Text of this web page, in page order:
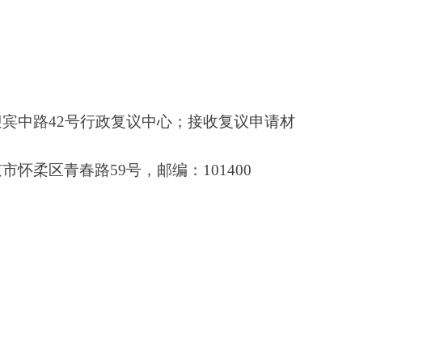
中路42号行政复议中心；接收复议申请材
怀柔区青春路59号，邮编：101400